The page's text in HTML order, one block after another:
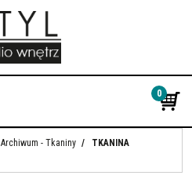
0
Archiwum - Tkaniny /
TKANINA